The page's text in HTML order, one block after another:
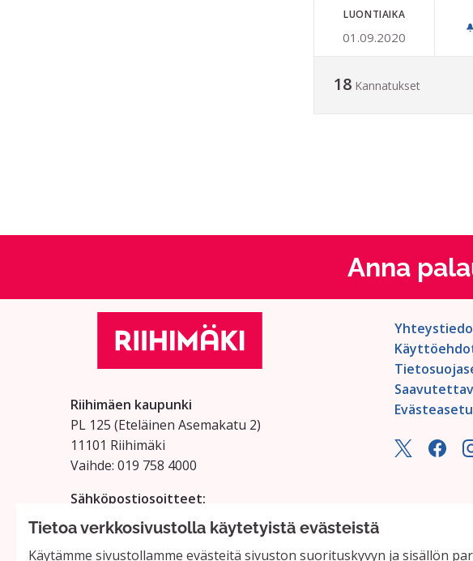
Tietoa verkkosivustolla käytetyistä evästeistä
Käytämme sivustollamme evästeitä sivuston suorituskyvyn ja sisällön
LUONTIAIKA
01.09.2020
18 Kannatukset
Anna
Riihimäen kaupunki
PL 125 (Eteläinen Asemakatu 2)
11101 Riihimäki
Vaihde: 019 758 4000
Sähköpostiosoitteet:
etunimi.sukunimi@riihimaki.fi